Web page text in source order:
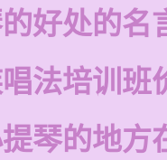
好处的名
法培训班
琴的地方